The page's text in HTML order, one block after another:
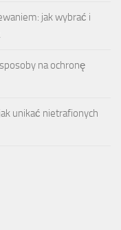
jak wybrać i
na ochronę
unikać nietrafionych